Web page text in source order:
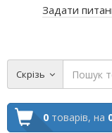
Задати
Скрізь
0 товарів, на